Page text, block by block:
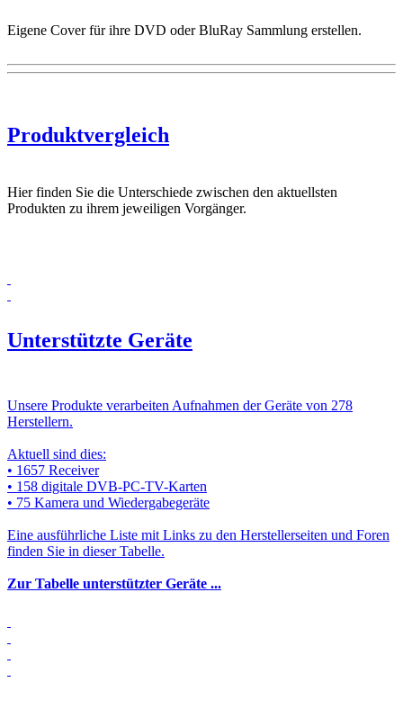
Eigene Cover für ihre DVD oder BluRay Sammlung erstellen.
Produktvergleich
Hier finden Sie die Unterschiede zwischen den aktuellsten
Produkten zu ihrem jeweiligen Vorgänger.
Unterstützte Geräte
Unsere Produkte verarbeiten Aufnahmen der Geräte von 278
Herstellern.
Aktuell sind dies:
• 1657 Receiver
• 158 digitale DVB-PC-TV-Karten
• 75 Kamera und Wiedergabegeräte
Eine ausführliche Liste mit Links zu den Herstellerseiten und Foren
finden Sie in dieser Tabelle.
Zur Tabelle unterstützter Geräte ...